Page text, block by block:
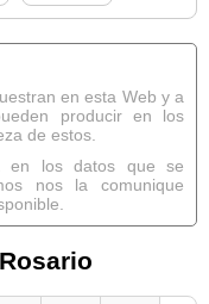
en esta Web y a
producir en los
de estos.
en los datos que se
nos la comunique